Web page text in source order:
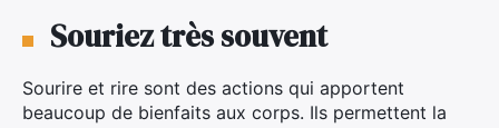
Souriez très souvent
Sourire et rire sont des actions qui apportent
beaucoup de bienfaits aux corps. Ils permettent la